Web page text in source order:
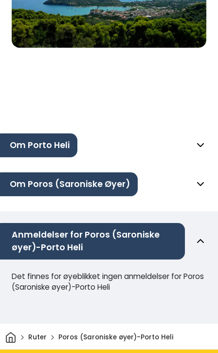
Om Porto Heli
Om Poros (Saroniske Øyer)
Anmeldelser for Poros (Saroniske
øyer)-Porto Heli
Det finnes for øyeblikket ingen anmeldelser for Poros
(Saroniske øyer)-Porto Heli
HjemRuter Poros (Saroniske øyer)-Porto Heli